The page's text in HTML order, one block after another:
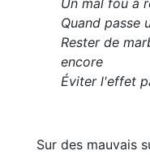
Un mal fou à
Quand passe
Rester de
encore
Éviter l'effet
Sur des mauvais